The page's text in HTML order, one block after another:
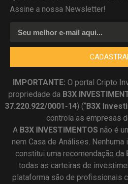
Assine a nossa Newsletter!
IMPORTANTE: O portal Cripto
propriedade da B3X
37.220.922/0001-14) (“B3X
controla as empresas
A B3X INVESTIMENTOS não é
nem Casa de Análises.
constitui uma recomendação da
todas as carteiras de
plataforma são de profissionais